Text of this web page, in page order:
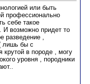
или быть
профессионально
себе такое
И возможно придет то
разведение ,
лишь бы с
крутой в породе , могу
уровня , породники